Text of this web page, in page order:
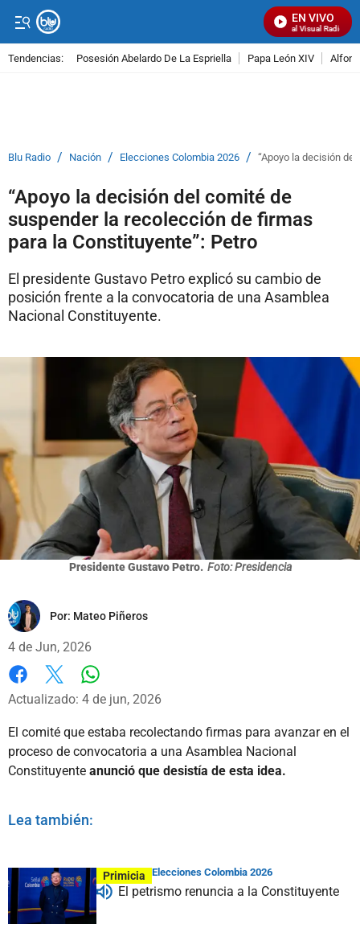
EN VIVO
Señal Visual Radio
Tendencias: Posesión Abelardo De La Espriella Papa León XIV
Blu Radio / Nación / Elecciones Colombia 2026 / “Apoyo la decisión
“Apoyo la decisión del comité de
suspender la recolección de firmas
para la Constituyente”: Petro
El presidente Gustavo Petro explicó su cambio de
posición frente a la convocatoria de una Asamblea
Nacional Constituyente.
Presidente Gustavo Petro. Foto: Presidencia
Por: Mateo Piñeros
4 de Jun, 2026
Facebook
X
Actualizado: 4 de jun, 2026
El comité que estaba recolectando firmas para avanzar en el
proceso de convocatoria a una Asamblea Nacional
Constituyente anunció que desistía de esta idea.
Lea también:
Primicia Elecciones Colombia 2026
El petrismo renuncia a la Constituyente